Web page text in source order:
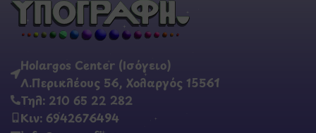
Holargos Center (Ισόγειο)
Λ.Περικλέους 56, Χολαργός 15561
Τηλ: 210 65 22 282
Κιν: 6942676494